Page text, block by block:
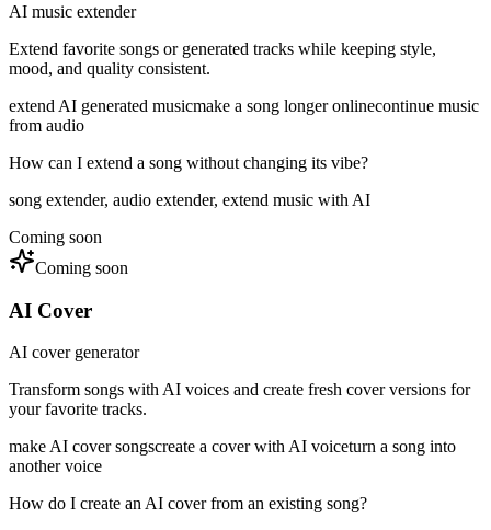
AI music extender
Extend favorite songs or generated tracks while keeping style,
mood, and quality consistent.
extend AI generated musicmake a song longer onlinecontinue music
from audio
How can I extend a song without changing its vibe?
song extender, audio extender, extend music with AI
Coming soon
Coming soon
AI Cover
AI cover generator
Transform songs with AI voices and create fresh cover versions for
your favorite tracks.
make AI cover songscreate a cover with AI voiceturn a song into
another voice
How do I create an AI cover from an existing song?